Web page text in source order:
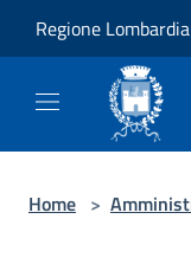
Regione Lombardia
Home >